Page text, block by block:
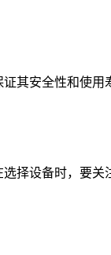
其安全性和使
择设备时，要